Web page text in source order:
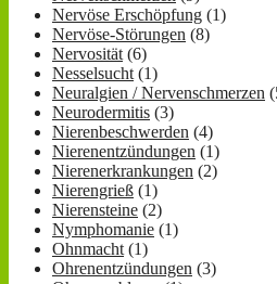
Nervöse Erschöpfung (1)
Nervöse-Störungen (8)
Nervosität (6)
Nesselsucht (1)
Neuralgien / Nervenschmerzen
Neurodermitis (3)
Nierenbeschwerden (4)
Nierenentzündungen (1)
Nierenerkrankungen (2)
Nierengrieß (1)
Nierensteine (2)
Nymphomanie (1)
Ohnmacht (1)
Ohrenentzündungen (3)